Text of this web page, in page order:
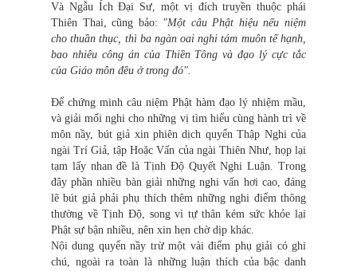
Và Ngẫu Ích Đại Sư, một vị đích truyền thuộc phái
Thiên Thai, cũng bảo: "Một câu Phật hiệu nếu niệm
cho thuần thục, thì ba ngàn oai nghi tám muôn tế hạnh,
bao nhiêu công án của Thiền Tông và đạo lý cực tắc
của Giáo môn đều ở trong đó".
Để chứng minh câu niệm Phật hàm đạo lý nhiệm mầu,
và giải mối nghi cho những vị tìm hiểu cùng hành trì về
môn nầy, bút giả xin phiên dịch quyển Thập Nghi của
ngài Trí Giả, tập Hoặc Vấn của ngài Thiên Như, họp lại
tạm lấy nhan đề là Tịnh Độ Quyết Nghi Luận. Trong
đây phần nhiều bàn giải những nghi vấn hơi cao, đáng
lẽ bút giả phải phụ thích thêm những nghi điểm thông
thường về Tịnh Độ, song vì tự thân kém sức khỏe lại
Phật sự bận nhiều, nên xin hẹn chờ dịp khác.
Nội dung quyển nầy trừ một vài điểm phụ giải có ghi
chú, ngoài ra toàn là những luận thích của bậc danh